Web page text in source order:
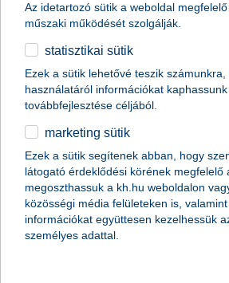
A legjobb
bank címet kapta a K&H
Magyarországon
A Global Finance magazin ismét a K&H
kereskedelemfinanszírozási bank címet
Trade Finance Provider in Hungary 2011).
Az idetartozó sütik a weboldal
műszaki működését szolgálják.
statisztikai sütik
Ezek a sütik lehetővé teszik
használatáról információkat
továbbfejlesztése céljából.
marketing sütik
Ezek a sütik segítenek abban, hogy
látogató érdeklődési körének megfelelő
megoszthassuk a kh.hu weboldalon
közösségi média felületeken is,
információkat együttesen kezelhessük
személyes adattal.